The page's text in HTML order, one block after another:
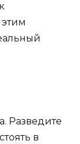
Разведите
в